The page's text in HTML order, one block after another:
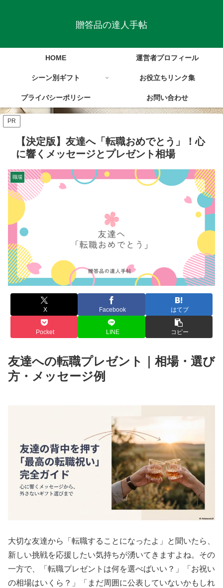
贈答品の達人手帖
HOME 運営者プロフィール
シーン別ギフト お役立ちリンク集
プライバシーポリシー お問い合わせ
PR
【決定版】友達へ「転職おめでとう」！心
に響くメッセージとプレゼント相場
職場
X Facebook はてブ
Pocket LINE コピー
友達への転職プレゼント｜相場・選び
方・メッセージ例
大切な友達から「転職することになったよ」と聞いたら、
新しい挑戦を応援したい気持ちが湧いてきますよね。その
一方で、「転職プレゼントは何を選べばいい？」「お祝い
の相場はいくら？」「まだ周囲に公表していないかもしれ